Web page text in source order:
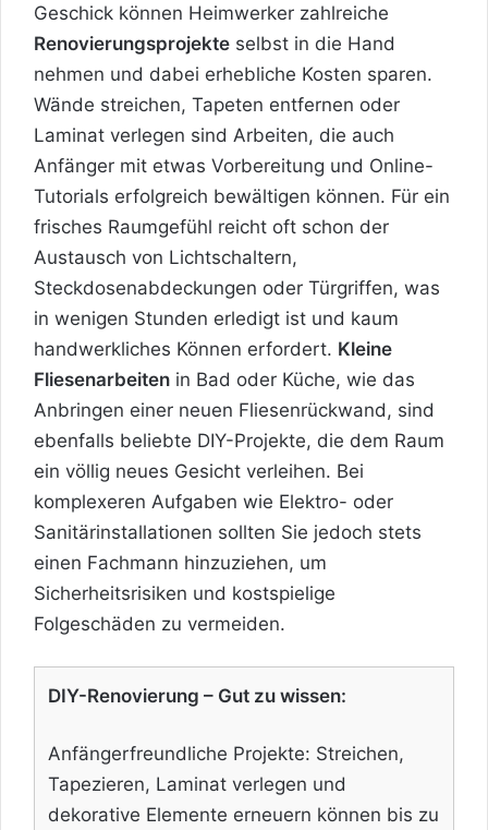
Geschick können Heimwerker zahlreiche
Renovierungsprojekte selbst in die Hand
nehmen und dabei erhebliche Kosten sparen.
Wände streichen, Tapeten entfernen oder
Laminat verlegen sind Arbeiten, die auch
Anfänger mit etwas Vorbereitung und Online-
Tutorials erfolgreich bewältigen können. Für ein
frisches Raumgefühl reicht oft schon der
Austausch von Lichtschaltern,
Steckdosenabdeckungen oder Türgriffen, was
in wenigen Stunden erledigt ist und kaum
handwerkliches Können erfordert. Kleine
Fliesenarbeiten in Bad oder Küche, wie das
Anbringen einer neuen Fliesenrückwand, sind
ebenfalls beliebte DIY-Projekte, die dem Raum
ein völlig neues Gesicht verleihen. Bei
komplexeren Aufgaben wie Elektro- oder
Sanitärinstallationen sollten Sie jedoch stets
einen Fachmann hinzuziehen, um
Sicherheitsrisiken und kostspielige
Folgeschäden zu vermeiden.
DIY-Renovierung – Gut zu wissen:
Anfängerfreundliche Projekte: Streichen,
Tapezieren, Laminat verlegen und
dekorative Elemente erneuern können bis zu